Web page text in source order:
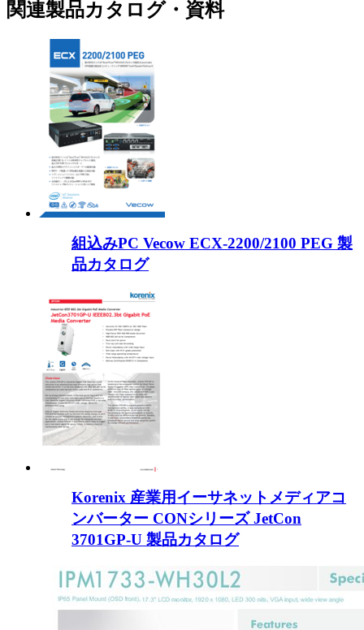
関連製品カタログ・資料
組込みPC Vecow ECX-2200/2100 PEG 製
品カタログ
Korenix 産業用イーサネットメディアコ
ンバーター CONシリーズ JetCon
3701GP-U 製品カタログ